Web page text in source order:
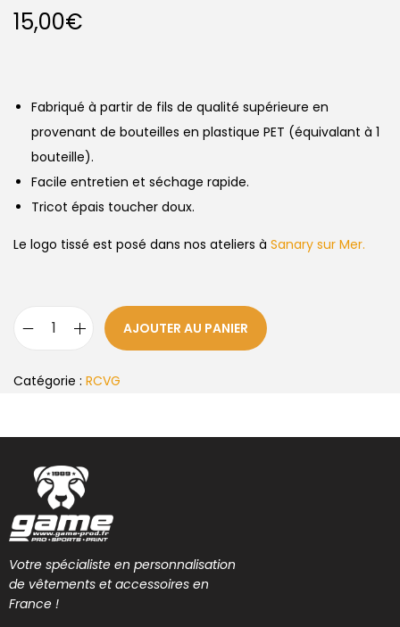
15,00€
Fabriqué à partir de fils de qualité supérieure en
provenant de bouteilles en plastique PET (équivalant à 1
bouteille).
Facile entretien et séchage rapide.
Tricot épais toucher doux.
Le logo tissé est posé dans nos ateliers à Sanary sur Mer.
AJOUTER AU PANIER
Catégorie : RCVG
Votre spécialiste en personnalisation
de vêtements et accessoires en
France !